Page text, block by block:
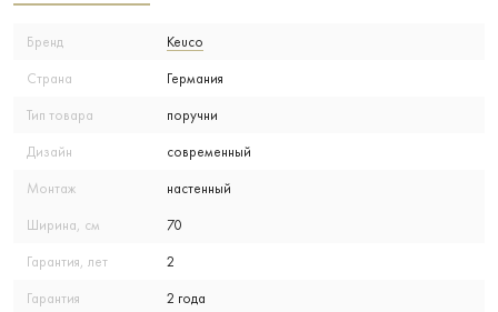
Бренд Keuco
Страна Германия
Тип товара поручни
Дизайн современный
Монтаж настенный
Ширина, см 70
Гарантия, лет 2
Гарантия 2 года